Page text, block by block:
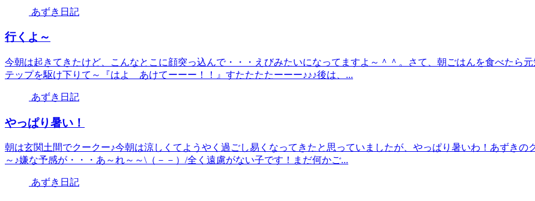
あずき日記
行くよ～
今朝は起きてきたけど、こんなとこに顔突っ込んで・・・えびみたいになってますよ～＾＾。さて、朝ごはんを食べた
テップを駆け下りて～『はよ あけてーーー！！』すたたたたーーー♪♪♪後は、...
あずき日記
やっぱり暑い！
朝は玄関土間でクークー♪今朝は涼しくてようやく過ごし易くなってきたと思っていましたが、やっぱり暑いわ！あずき
～♪嫌な予感が・・・あ～れ～～\（－－）/全く遠慮がない子です！まだ何かご...
あずき日記